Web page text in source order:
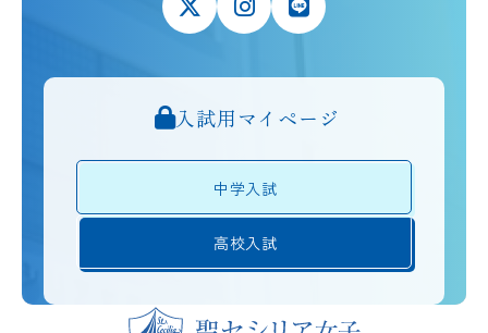
入試用マイページ
中学入試
高校入試